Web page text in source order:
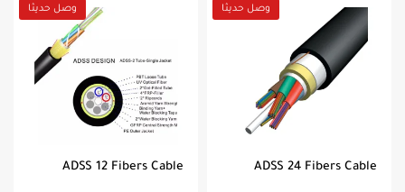
وصل حديثا
ADSS 24 Fibers Cable
وصل حديثا
ADSS 12 Fibers Cable